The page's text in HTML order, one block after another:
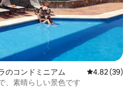
のコンドミニアム レビュー39
4.82 (39)
、素晴らしい景色です